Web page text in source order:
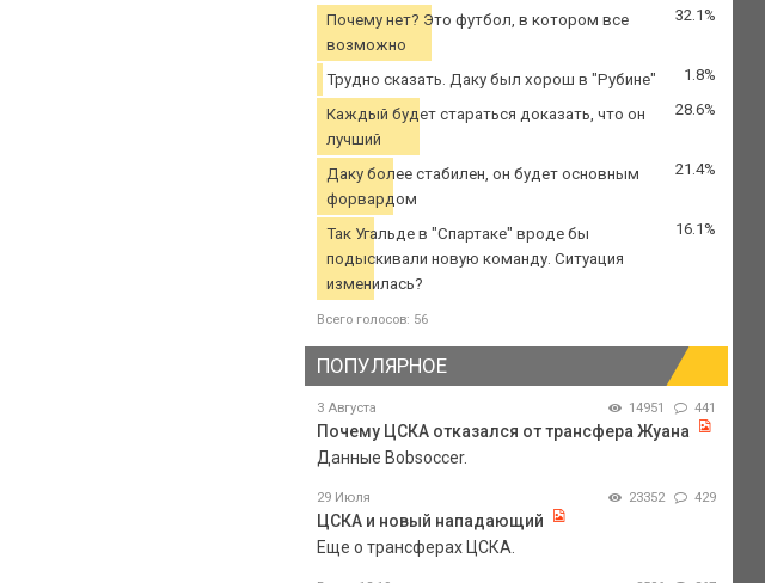
Почему нет? Это футбол, в котором все
возможно
32.1%
Трудно сказать. Даку был хорош в "Рубине" 1.8%
Каждый будет стараться доказать, что он
лучший
28.6%
Даку более стабилен, он будет основным
форвардом
21.4%
Так Угальде в "Спартаке" вроде бы
подыскивали новую команду. Ситуация
изменилась?
16.1%
Всего голосов: 56
ПОПУЛЯРНОЕ
3 Августа 14951 441
Почему ЦСКА отказался от трансфера Жуана
Данные Bobsoccer.
29 Июля 23352 429
ЦСКА и новый нападающий
Еще о трансферах ЦСКА.